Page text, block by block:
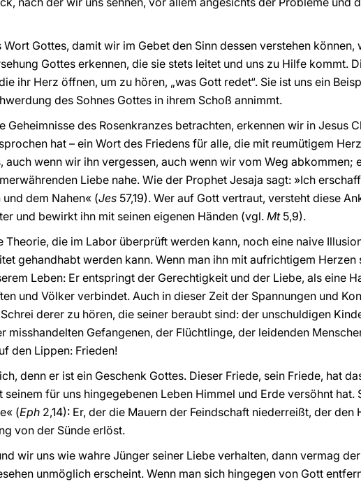
Gottes, damit wir im Gebet den Sinn dessen verstehen können,
Gottes erkennen, die sie stets leitet und uns zu Hilfe kommt.
ihr Herz öffnen, um zu hören, „was Gott redet“. Sie ist uns ein
des Sohnes Gottes in ihrem Schoß annimmt.
Geheimnisse des Rosenkranzes betrachten, erkennen wir in Jesus
hat – ein Wort des Friedens für alle, die mit reumütigem
auch wenn wir ihn vergessen, auch wenn wir vom Weg abkommen;
Liebe nahe. Wie der Prophet Jesaja sagt: »Ich
dem Nahen« (Jes 57,19). Wer auf Gott vertraut, versteht diese
und bewirkt ihn mit seinen eigenen Händen (vgl. Mt5,9).
Theorie, die im Labor überprüft werden kann, noch eine naive
gehandhabt werden kann. Wenn man ihn mit aufrichtigem Herzen
Leben: Er entspringt der Gerechtigkeit und der Liebe, als eine
und Völker verbindet. Auch in dieser Zeit der Spannungen und
derer zu hören, die seiner beraubt sind: der unschuldigen
misshandelten Gefangenen, der Flüchtlinge, der leidenden
den Lippen: Frieden!
denn er ist ein Geschenk Gottes. Dieser Friede, sein Friede, hat
seinem für uns hingegebenen Leben Himmel und Erde versöhnt hat.
(Eph 2,14): Er, der die Mauern der Feindschaft niederreißt, der den
von der Sünde erlöst.
wir uns wie wahre Jünger seiner Liebe verhalten, dann vermag
unmöglich erscheint. Wenn man sich hingegen von Gott